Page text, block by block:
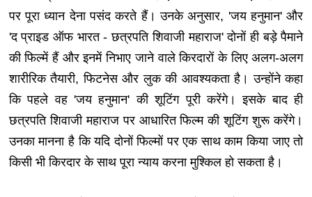
पर पूरा ध्यान देना पसंद करते हैं। उनके अनुसार, 'जय हनुमान' और
'द प्राइड ऑफ भारत - छत्रपति शिवाजी महाराज' दोनों ही बड़े पैमाने
की फिल्में हैं और इनमें निभाए जाने वाले किरदारों के लिए अलग-अलग
शारीरिक तैयारी, फिटनेस और लुक की आवश्यकता है। उन्होंने कहा
कि पहले वह 'जय हनुमान' की शूटिंग पूरी करेंगे। इसके बाद ही
छत्रपति शिवाजी महाराज पर आधारित फिल्म की शूटिंग शुरू करेंगे।
उनका मानना है कि यदि दोनों फिल्मों पर एक साथ काम किया जाए तो
किसी भी किरदार के साथ पूरा न्याय करना मुश्किल हो सकता है।